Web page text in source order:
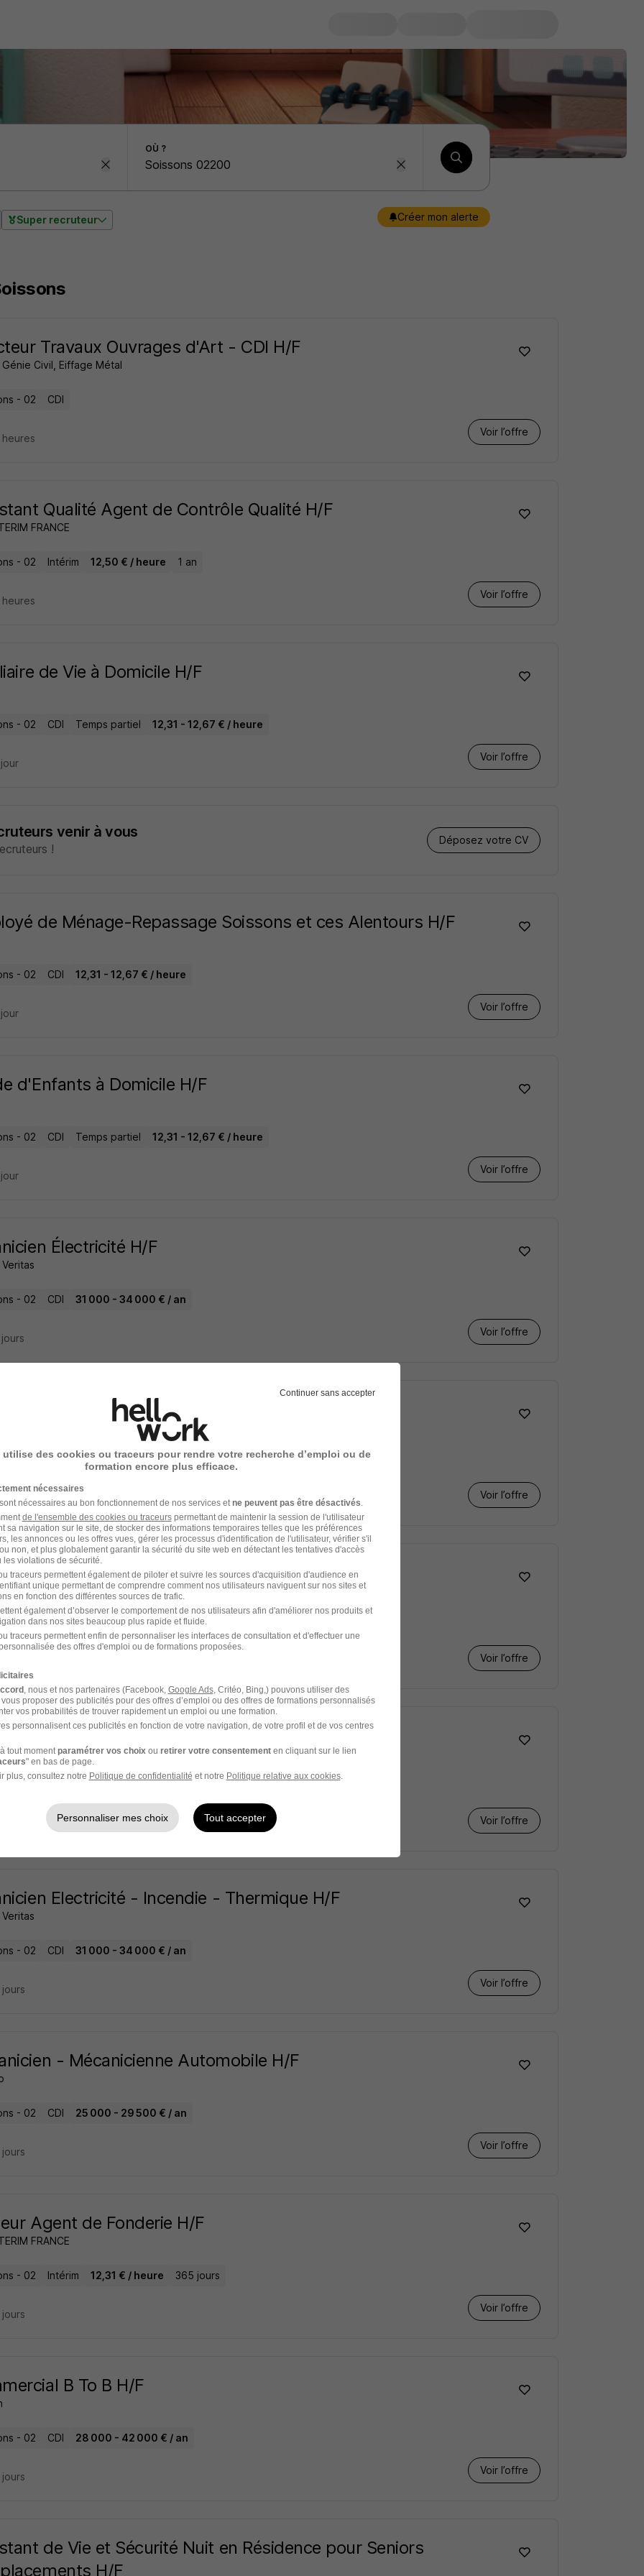
OÙ ?
Super recruteur Créer mon alerte
Travaux Ouvrages d'Art - CDI H/F
Civil, Eiffage Métal
- 02 CDI
Voir l’offre
Qualité Agent de Contrôle Qualité H/F
FRANCE
- 02 Intérim 12,50 € / heure 1 an
Voir l’offre
de Vie à Domicile H/F
- 02 CDI Temps partiel 12,31 - 12,67 € / heure
Voir l’offre
venir à vous
!
Déposez votre CV
de Ménage-Repassage Soissons et ces Alentours H/F
- 02 CDI 12,31 - 12,67 € / heure
Voir l’offre
d'Enfants à Domicile H/F
- 02 CDI Temps partiel 12,31 - 12,67 € / heure
Voir l’offre
Électricité H/F
- 02 CDI 31 000 - 34 000 € / an
Voir l’offre
des Stocks H/F
12,31 € / heure
Voir l’offre
de Vente H/F
Super recruteur
- 02 Intérim 12,31 € / heure
Voir l’offre
Incendie - SSI et Électricité H/F
Voir l’offre
Electricité - Incendie - Thermique H/F
- 02 CDI 31 000 - 34 000 € / an
Voir l’offre
- Mécanicienne Automobile H/F
- 02 CDI 25 000 - 29 500 € / an
Voir l’offre
Agent de Fonderie H/F
FRANCE
- 02 Intérim 12,31 € / heure 365 jours
Voir l’offre
B To B H/F
- 02 CDI 28 000 - 42 000 € / an
Voir l’offre
de Vie et Sécurité Nuit en Résidence pour Seniors
H/F
Continuer sans accepter
utilise des cookies ou traceurs pour rendre votre recherche d’emploi ou de
formation encore plus efficace.
nécessaires
nécessaires au bon fonctionnement de nos services et ne peuvent pas être désactivés
de l'ensemble des cookies ou traceurspermettant de maintenir la session de l'utilisateur
sa navigation sur le site, de stocker des informations temporaires telles que les préférences
les annonces ou les offres vues, gérer les processus d'identification de l'utilisateur, vérifier s'il
non, et plus globalement garantir la sécurité du site web en détectant les tentatives d'accès
violations de sécurité.
traceurs permettent également de piloter et suivre les sources d'acquisition d'audience en
unique permettant de comprendre comment nos utilisateurs naviguent sur nos sites et
en fonction des différentes sources de trafic.
également d’observer le comportement de nos utilisateurs afin d'améliorer nos produits et
dans nos sites beaucoup plus rapide et fluide.
traceurs permettent enfin de personnaliser les interfaces de consultation et d'effectuer une
des offres d'emploi ou de formations proposées.
, nous et nos partenaires (Facebook, Google Ads, Critéo, Bing,) pouvons utiliser des
proposer des publicités pour des offres d’emploi ou des offres de formations personnalisés
vos probabilités de trouver rapidement un emploi ou une formation.
personnalisent ces publicités en fonction de votre navigation, de votre profil et de vos centres
tout moment paramétrer vos choix ou retirer votre consentementen cliquant sur le lien
" en bas de page.
plus, consultez notre Politique de confidentialité et notre Politique relative aux cookies.
Personnaliser mes choix Tout accepter